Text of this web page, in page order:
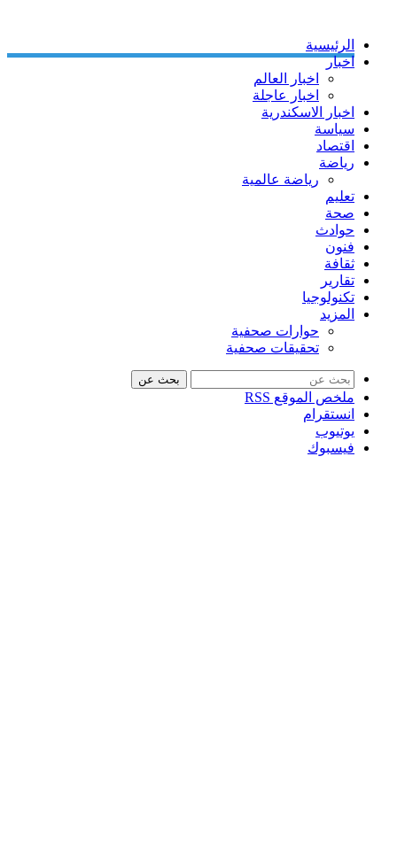
الرئيسية
اخبار
اخبار العالم
اخبار عاجلة
اخبار الاسكندرية
سياسة
اقتصاد
رياضة
رياضة عالمية
تعليم
صحة
حوادث
فنون
ثقافة
تقارير
تكنولوجيا
المزيد
حوارات صحفية
تحقيقات صحفية
بحث عن
ملخص الموقع RSS
انستقرام
يوتيوب
فيسبوك